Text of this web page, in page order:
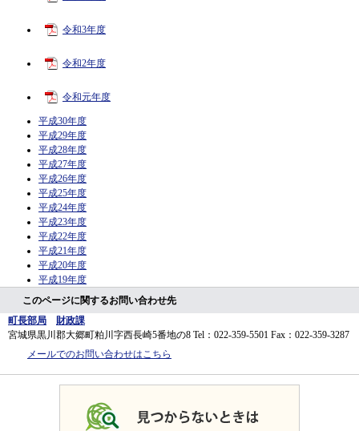
令和3年度
令和2年度
令和元年度
平成30年度
平成29年度
平成28年度
平成27年度
平成26年度
平成25年度
平成24年度
平成23年度
平成22年度
平成21年度
平成20年度
平成19年度
このページに関するお問い合わせ先
町長部局
財政課
宮城県黒川郡大郷町粕川字西長崎5番地の8 Tel：022-359-5501 Fax：022-359-3287
メールでのお問い合わせはこちら